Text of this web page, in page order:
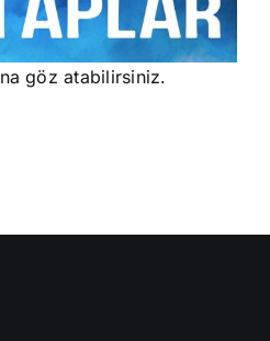
göz atabilirsiniz.